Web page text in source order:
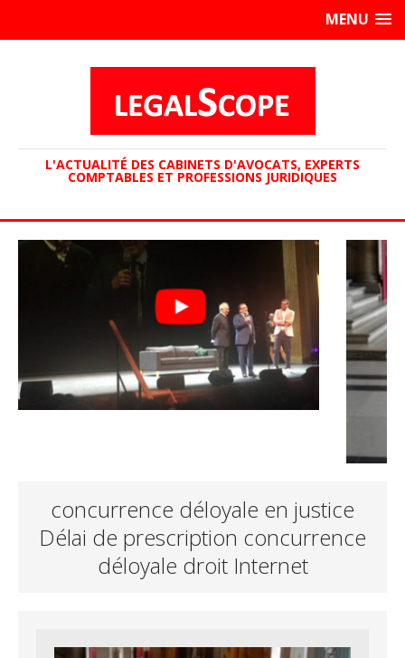
MENU
L'ACTUALITÉ DES CABINETS D'AVOCATS, EXPERTS
COMPTABLES ET PROFESSIONS JURIDIQUES
concurrence déloyale en justice
Délai de prescription concurrence
déloyale droit Internet